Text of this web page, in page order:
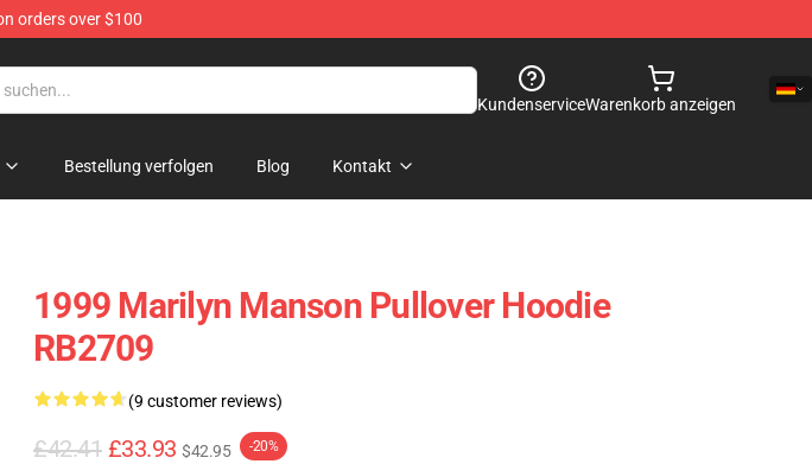
orders over $100
KundenserviceWarenkorb anzeigen
Bestellung verfolgen Blog Kontakt
1999 Marilyn Manson Pullover Hoodie
RB2709
(9 customer reviews)
£42.41 £33.93 $42.95 -20%